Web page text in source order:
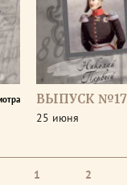
ВЫПУСК
25 июня
1 2